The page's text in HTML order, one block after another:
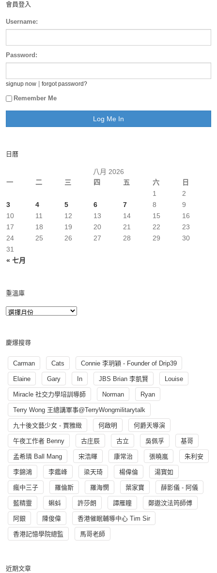
會員登入
Username:
Password:
signup now forgot password?
Remember Me
日曆
八月 2026
一
二 三 四 五 六 日
« 七月
1
2
3
4 5 6 7 8
9
10
11 12 13 14 15
16
17
18 19 20 21 22
23
24
25 26 27 28 29
30
31
重溫庫
慶爆搜尋
Carman Cats Connie 李玥穎 - Founder of Drip39
Elaine Gary In JBS Brian 李凱賢 Louise
Miracle 社交力學培訓導師 Norman Ryan
Terry Wong 王總講軍事@TerryWongmilitarytalk
九十後文藝少女 - 賈雅緻 何啟明 何爵天導演
午夜工作者 Benny 古庄辰 古立 吳佩孚 基哥
孟希璘 Ball Mang 宋浩暉 康常治 張曉嵐 朱利安
李錦鴻 李鑑峰 梁天琦 楊偉倫 湯寳如
瘋中三子 羅倫斯 羅海憫 葉家寶 薛影儀 - 阿儀
藍精靈 蝌蚪 許莎朗 譚雁瞳 鄭遨汶法筠師傅
阿銀 陳俊偉 香港催眠輔導中心 Tim Sir
香港記憶學院總監 馬哥老師
近期文章